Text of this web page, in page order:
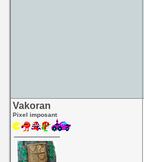
Vakoran
Pixel imposant